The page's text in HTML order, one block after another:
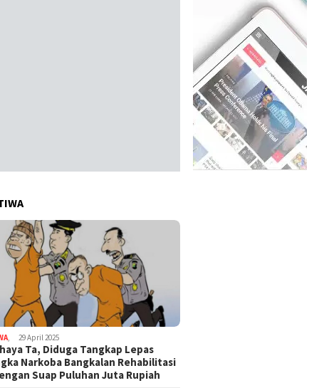
, 29 April 2025
Ta, Diduga Tangkap Lepas
Narkoba Bangkalan Rehabilitasi
Suap Puluhan Juta Rupiah